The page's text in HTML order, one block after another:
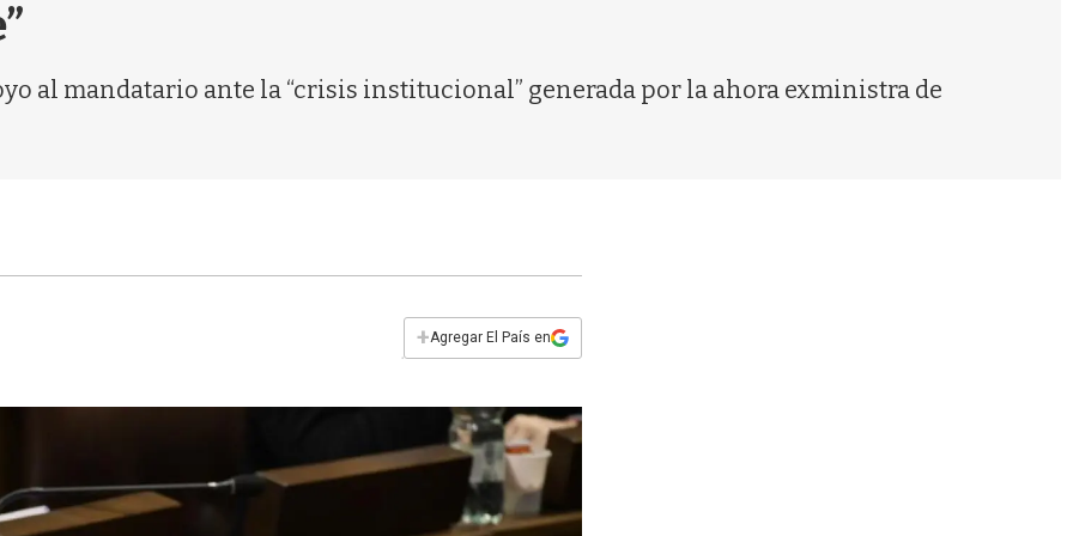
al mandatario ante la “crisis institucional” generada por la ahora exministra de
+Agregar El País en